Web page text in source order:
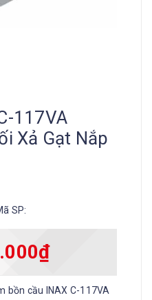
117VA
Xả Gạt Nắp
SP:
₫
bồn cầu INAX C-117VA